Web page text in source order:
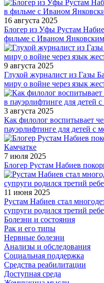
16 августа 2025
Блогер из Уфы Рустам
фильме с Иваном Янковским
9 августа 2025
Глухой журналист из Газы
миру о войне через язык
3 августа 2025
Как филолог воспитывает
пауэрлифтинге для детей с
7 июля 2025
Блогер Рустам Набиев
11 июня 2025
Рустам Набиев стал
супруги родился третий
Болезни и состояния
Рак и его типы
Нервные болезни
Анализы и обследования
Социальная поддержка
Средства реабилитации
Доступная среда